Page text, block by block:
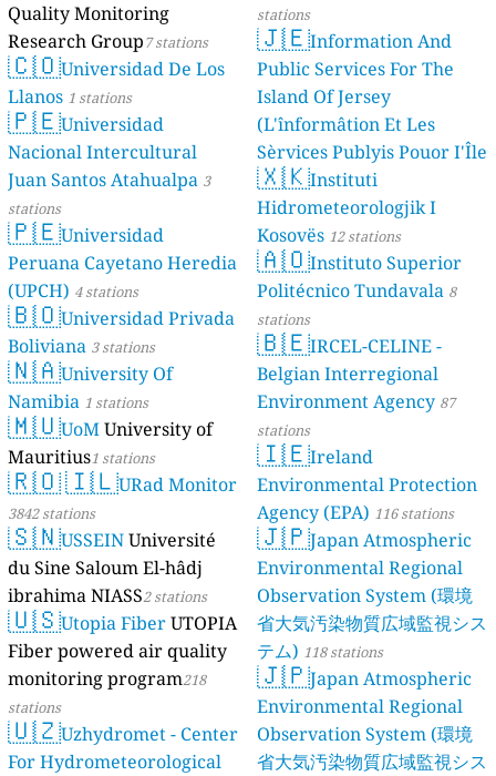
stations
🇯🇪Information And
Public Services For The
Island Of Jersey
(L'înformâtion Et Les
Sèrvices Publyis Pouor I'Île
Dé Jèrri) 2 stations
🇽🇰Instituti
Hidrometeorologjik I
Kosovës 12 stations
🇦🇴Instituto Superior
Politécnico Tundavala 8
stations
🇧🇪IRCEL-CELINE -
Belgian Interregional
Environment Agency 87
stations
🇮🇪Ireland
Environmental Protection
Agency (EPA) 116 stations
🇯🇵Japan Atmospheric
Environmental Regional
Observation System (環境
省大気汚染物質広域監視シス
テム) 118 stations
🇯🇵Japan Atmospheric
Environmental Regional
Observation System (環境
省大気汚染物質広域監視シス
Quality Monitoring
Research Group7 stations
🇨🇴Universidad De Los
Llanos 1 stations
🇵🇪Universidad
Nacional Intercultural
Juan Santos Atahualpa 3
stations
🇵🇪Universidad
Peruana Cayetano Heredia
(UPCH) 4 stations
🇧🇴Universidad Privada
Boliviana 3 stations
🇳🇦University Of
Namibia 1 stations
🇲🇺UoMUniversity of
Mauritius1 stations
🇷🇴 🇮🇱URad Monitor
3842 stations
🇸🇳USSEINUniversité
du Sine Saloum El-hâdj
ibrahima NIASS2 stations
🇺🇸Utopia FiberUTOPIA
Fiber powered air quality
monitoring program218
stations
🇺🇿Uzhydromet - Center
For Hydrometeorological